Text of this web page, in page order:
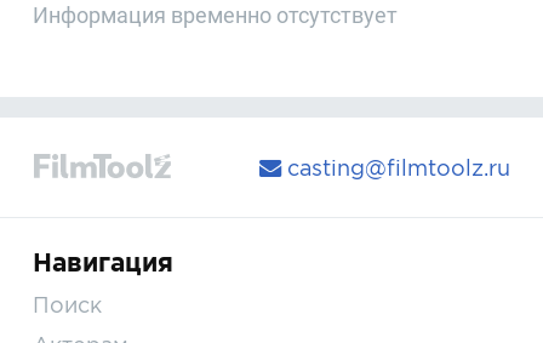
Информация временно отсутствует
casting@filmtoolz.ru
Навигация
Поиск